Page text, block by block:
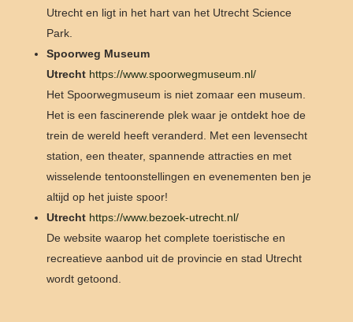
Utrecht en ligt in het hart van het Utrecht Science
Park.
Spoorweg Museum
Utrecht https://www.spoorwegmuseum.nl/
Het Spoorwegmuseum is niet zomaar een museum.
Het is een fascinerende plek waar je ontdekt hoe de
trein de wereld heeft veranderd. Met een levensecht
station, een theater, spannende attracties en met
wisselende tentoonstellingen en evenementen ben je
altijd op het juiste spoor!
Utrecht https://www.bezoek-utrecht.nl/
De website waarop het complete toeristische en
recreatieve aanbod uit de provincie en stad Utrecht
wordt getoond.